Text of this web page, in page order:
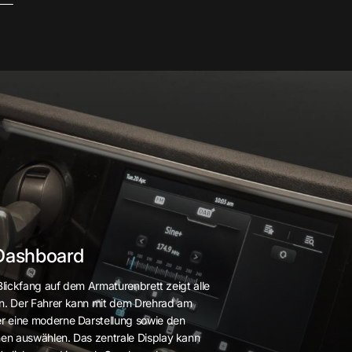
auf dem Armaturenbrett zeigt alle
Der Fahrer kann mit dem Drehrad am
eine moderne Darstellung sowie den
auswählen. Das zentrale Display kann